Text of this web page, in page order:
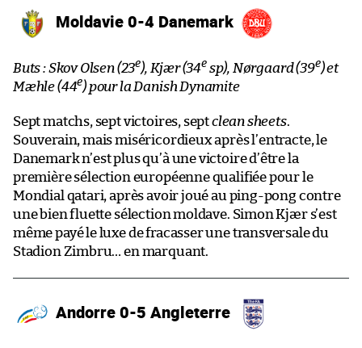
Moldavie 0-4 Danemark
Buts : Skov Olsen (23e), Kjær (34e sp), Nørgaard (39e) et
Mæhle (44e) pour la Danish Dynamite
Sept matchs, sept victoires, septclean sheets.
Souverain, mais miséricordieux après l’entracte, le
Danemark n’est plus qu’à une victoire d’être la
première sélection européenne qualifiée pour le
Mondial qatari, après avoir joué au ping-pong contre
une bien fluette sélection moldave. Simon Kjær s’est
même payé le luxe de fracasser une transversale du
Stadion Zimbru… en marquant.
Andorre 0-5 Angleterre